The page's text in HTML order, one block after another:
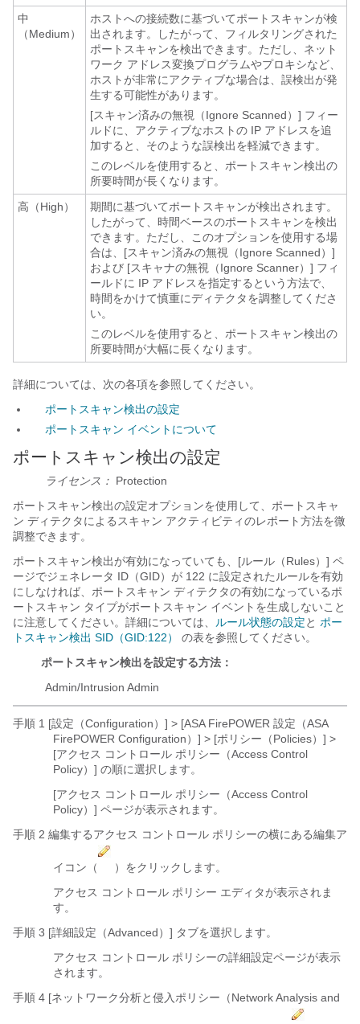
中
（Medium）
ホストへの接続数に基づいてポートスキャンが検
出されます。したがって、フィルタリングされた
ポートスキャンを検出できます。ただし、ネット
ワーク アドレス変換プログラムやプロキシなど、
ホストが非常にアクティブな場合は、誤検出が発
生する可能性があります。
[スキャン済みの無視（Ignore Scanned）] フィー
ルドに、アクティブなホストの IP アドレスを追
加すると、そのような誤検出を軽減できます。
このレベルを使用すると、ポートスキャン検出の
所要時間が長くなります。
高（High）
期間に基づいてポートスキャンが検出されます。
したがって、時間ベースのポートスキャンを検出
できます。ただし、このオプションを使用する場
合は、[スキャン済みの無視（Ignore Scanned）]
および [スキャナの無視（Ignore Scanner）] フィ
ールドに IP アドレスを指定するという方法で、
時間をかけて慎重にディテクタを調整してくださ
い。
このレベルを使用すると、ポートスキャン検出の
所要時間が大幅に長くなります。
詳細については、次の各項を参照してください。
ポートスキャン検出の設定
ポートスキャン イベントについて
ポートスキャン検出の設定
ライセンス： Protection
ポートスキャン検出の設定オプションを使用して、ポートスキャ
ン ディテクタによるスキャン アクティビティのレポート方法を微
調整できます。
ポートスキャン検出が有効になっていても、[ルール（Rules）] ペ
ージでジェネレータ ID（GID）が 122 に設定されたルールを有効
にしなければ、ポートスキャン ディテクタの有効になっているポ
ートスキャン タイプがポートスキャン イベントを生成しないこと
に注意してください。詳細については、
ルール状態の設定と ポー
トスキャン検出 SID（GID:122）
の表を参照してください。
ポートスキャン検出を設定する方法：
Admin/Intrusion Admin
手順 1 [設定（Configuration）] > [ASA FirePOWER 設定（ASA
FirePOWER Configuration）] > [ポリシー（Policies）] >
[アクセス コントロール ポリシー（Access Control
Policy）] の順に選択します。
[アクセス コントロール ポリシー（Access Control
Policy）] ページが表示されます。
手順 2 編集するアクセス コントロール ポリシーの横にある編集ア
イコン（
）をクリックします。
アクセス コントロール ポリシー エディタが表示されま
す。
手順 3 [詳細設定（Advanced）] タブを選択します。
アクセス コントロール ポリシーの詳細設定ページが表示
されます。
手順 4 [ネットワーク分析と侵入ポリシー（Network Analysis and